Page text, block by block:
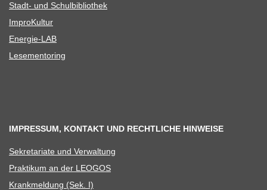
Stadt- und Schulbibliothek
Impro­Kul­tur
Ener­­gie-LAB
Lese­men­to­ring
IMPRESSUM, KONTAKT UND RECHTLICHE HINWEISE
Sekre­ta­riate und Verwaltung
Prak­ti­kum an der LEOGOS
Krank­mel­dung (Sek. I)